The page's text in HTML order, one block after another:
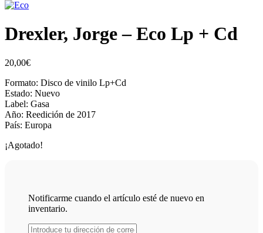
Drexler, Jorge – Eco Lp + Cd
20,00€
Formato: Disco de vinilo Lp+Cd
Estado: Nuevo
Label: Gasa
Año: Reedición de 2017
País: Europa
¡Agotado!
Notificarme cuando el artículo esté de nuevo en
inventario.